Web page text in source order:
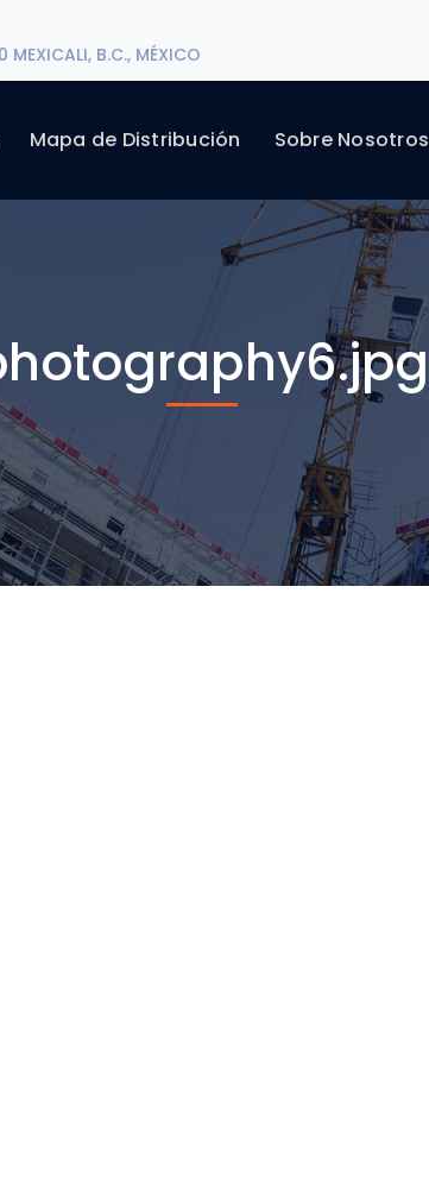
MEXICALI, B.C., MÉXICO
Mapa de Distribución Sobre Nosotros